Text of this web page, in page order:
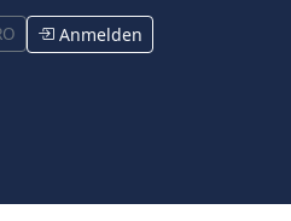
Anmelden